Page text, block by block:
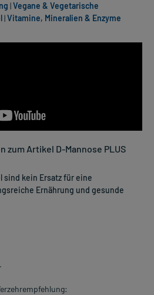
zum Artikel D-Mannose PLUS
sind kein Ersatz für eine
Ernährung und gesunde
|Vegane & Vegetarische
|Vitamine, Mineralien & Enzyme